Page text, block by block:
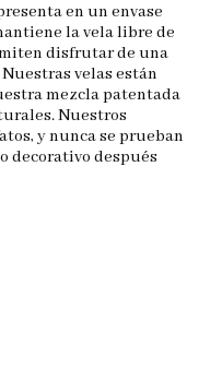
en un envase
la vela libre de
disfrutar de una
velas están
mezcla patentada
Nuestros
y nunca se prueban
decorativo después